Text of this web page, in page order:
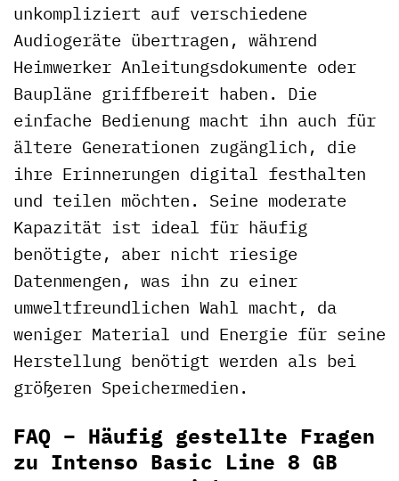
unkompliziert auf verschiedene
Audiogeräte übertragen, während
Heimwerker Anleitungsdokumente oder
Baupläne griffbereit haben. Die
einfache Bedienung macht ihn auch für
ältere Generationen zugänglich, die
ihre Erinnerungen digital festhalten
und teilen möchten. Seine moderate
Kapazität ist ideal für häufig
benötigte, aber nicht riesige
Datenmengen, was ihn zu einer
umweltfreundlichen Wahl macht, da
weniger Material und Energie für seine
Herstellung benötigt werden als bei
größeren Speichermedien.
FAQ – Häufig gestellte Fragen
zu Intenso Basic Line 8 GB